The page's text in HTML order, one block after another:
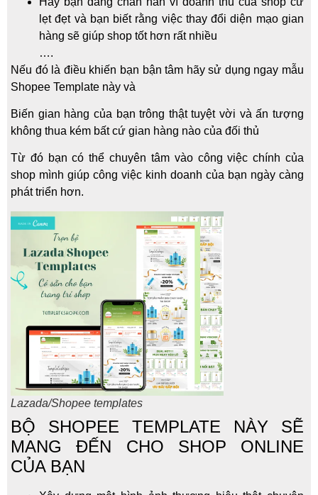
lẹt đẹt và bạn biết rằng việc thay đổi diện mạo gian
hàng sẽ giúp shop tốt hơn rất nhiều
….
Nếu đó là điều khiến bạn bận tâm hãy sử dụng ngay mẫu
Shopee Template này và
Biến gian hàng của bạn trông thật tuyệt vời và ấn tượng
không thua kém bất cứ gian hàng nào của đối thủ
Từ đó bạn có thể chuyên tâm vào công việc chính của
shop mình giúp công việc kinh doanh của bạn ngày càng
phát triển hơn.
Lazada/Shopee templates
BỘ SHOPEE TEMPLATE NÀY SẼ
MANG ĐẾN CHO SHOP ONLINE
CỦA BẠN